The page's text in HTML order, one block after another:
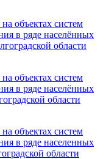
объектах систем
в ряде населённых
области
объектах систем
в ряде населённых
области
объектах систем
в ряде населенных
области